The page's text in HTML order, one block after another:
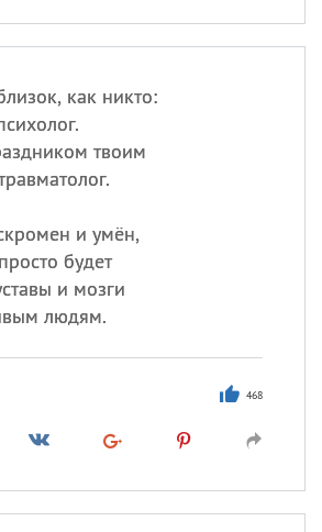
как никто:
твоим
и умён,
будет
и мозги
людям.
468